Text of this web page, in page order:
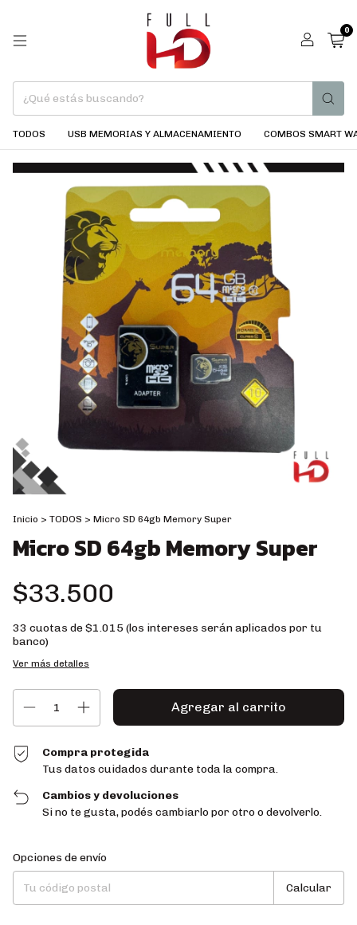
0
TODOS USB MEMORIAS Y ALMACENAMIENTO COMBOS SMART
Inicio > TODOS > Micro SD 64gb Memory Super
Micro SD 64gb Memory Super
$33.500
33 cuotas de$1.015 (los intereses serán aplicados por tu
banco)
Ver más detalles
Compra protegida
Tus datos cuidados durante toda la compra.
Cambios y devoluciones
Si no te gusta, podés cambiarlo por otro o devolverlo.
Entregas para el CP:
Opciones de envío
Calcular